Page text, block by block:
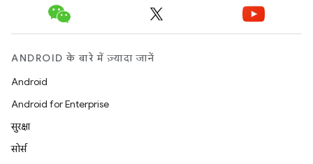
ANDROID के बारे में ज़्यादा जानें
Android
Android for Enterprise
सुरक्षा
सोर्स